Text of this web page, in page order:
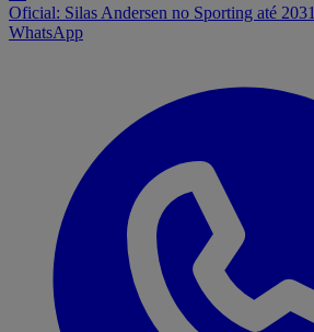
Oficial: Silas Andersen no Sporting até 2031
WhatsApp